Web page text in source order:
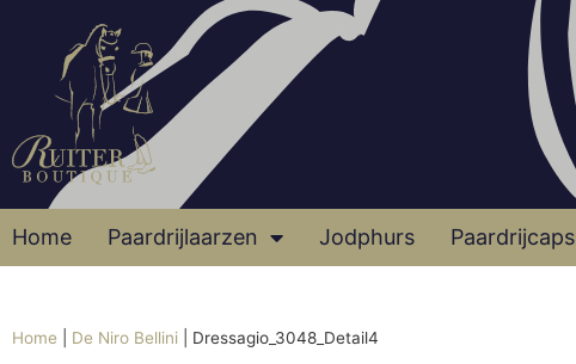
Home Paardrijlaarzen Jodphurs Paardrijcaps
Home De Niro Bellini Dressagio_3048_Detail4